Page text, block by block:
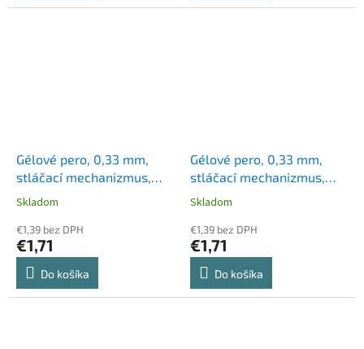
Gélové pero, 0,33 mm,
stláčací mechanizmus,
ZEBRA "Sarasa Clip",
Skladom
€1,39 bez DPH
€1,71
Do košíka
Gélové pero, 0,33 mm,
stláčací mechanizmus,
ZEBRA "Sarasa Clip",
Skladom
€1,39 bez DPH
€1,71
Do košíka